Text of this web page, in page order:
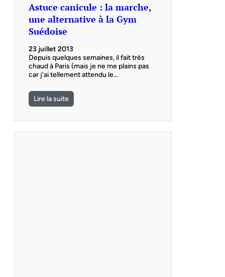
Astuce canicule : la marche,
une alternative à la Gym
Suédoise
23 juillet 2013
Depuis quelques semaines, il fait très
chaud à Paris (mais je ne me plains pas
car j’ai tellement attendu le…
Lire la suite